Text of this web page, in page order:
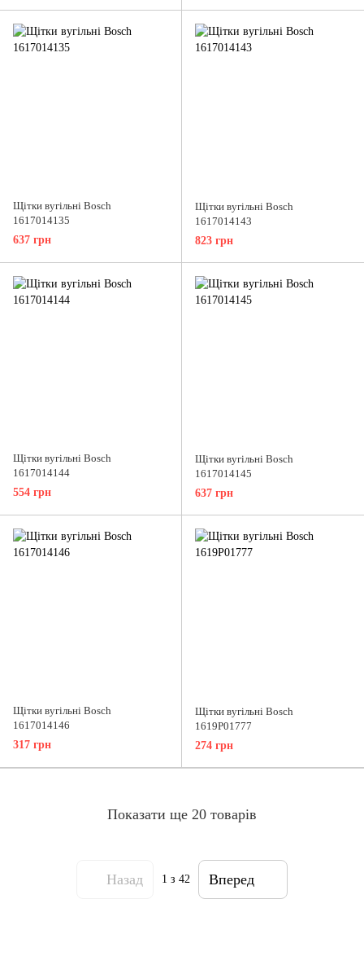
Щітки вугільні Bosch
1617014135
637 грн
Щітки вугільні Bosch
1617014143
823 грн
Щітки вугільні Bosch
1617014144
554 грн
Щітки вугільні Bosch
1617014145
637 грн
Щітки вугільні Bosch
1617014146
317 грн
Щітки вугільні Bosch
1619P01777
274 грн
Показати ще 20 товарів
Назад 1 з 42 Вперед